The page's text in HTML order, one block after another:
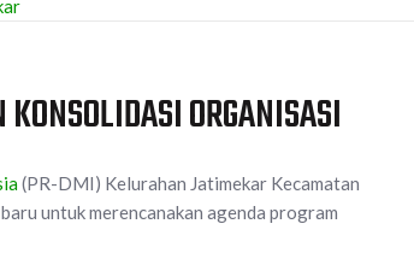
ORGANISASI
(PR-DMI) Kelurahan Jatimekar Kecamatan
untuk merencanakan agenda program